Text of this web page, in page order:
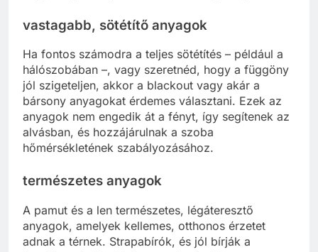
vastagabb, sötétítő anyagok
Ha fontos számodra a teljes sötétítés – például a
hálószobában –, vagy szeretnéd, hogy a függöny
jól szigeteljen, akkor a blackout vagy akár a
bársony anyagokat érdemes választani. Ezek az
anyagok nem engedik át a fényt, így segítenek az
alvásban, és hozzájárulnak a szoba
hőmérsékletének szabályozásához.
természetes anyagok
A pamut és a len természetes, légáteresztő
anyagok, amelyek kellemes, otthonos érzetet
adnak a térnek. Strapabírók, és jól bírják a